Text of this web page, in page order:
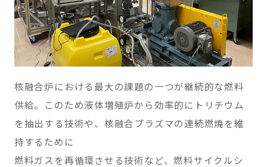
核融合炉における最大の課題の一つが継続的な燃料
供給。このため液体増殖炉から効率的にトリチウム
を抽出する技術や、核融合プラズマの連続燃焼を維
持するために
燃料ガスを再循環させる技術など、燃料サイクルシ